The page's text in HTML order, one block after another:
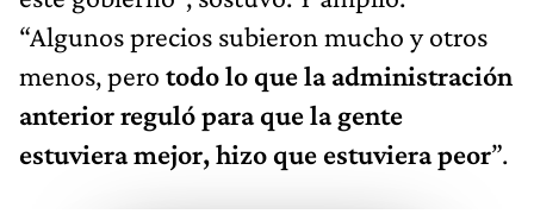
“Algunos precios subieron mucho y otros
menos, pero todo lo que la administración
anterior reguló para que la gente
estuviera mejor, hizo que estuviera peor”.